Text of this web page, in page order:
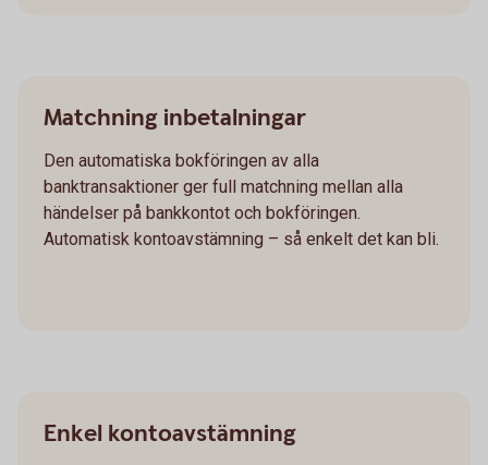
Matchning inbetalningar
Den automatiska bokföringen av alla
banktransaktioner ger full matchning mellan alla
händelser på bankkontot och bokföringen.
Automatisk kontoavstämning – så enkelt det kan bli.
Enkel kontoavstämning